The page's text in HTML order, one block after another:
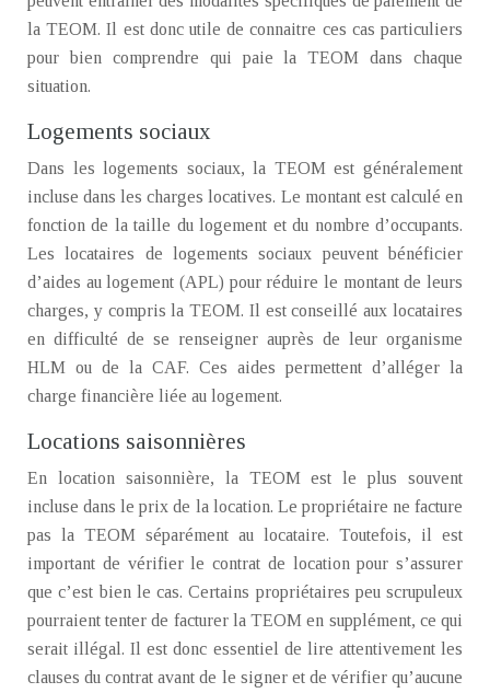
la TEOM. Il est donc utile de connaitre ces cas particuliers
pour bien comprendre qui paie la TEOM dans chaque
situation.
Logements sociaux
Dans les logements sociaux, la TEOM est généralement
incluse dans les charges locatives. Le montant est calculé en
fonction de la taille du logement et du nombre d’occupants.
Les locataires de logements sociaux peuvent bénéficier
d’aides au logement (APL) pour réduire le montant de leurs
charges, y compris la TEOM. Il est conseillé aux locataires
en difficulté de se renseigner auprès de leur organisme
HLM ou de la CAF. Ces aides permettent d’alléger la
charge financière liée au logement.
Locations saisonnières
En location saisonnière, la TEOM est le plus souvent
incluse dans le prix de la location. Le propriétaire ne facture
pas la TEOM séparément au locataire. Toutefois, il est
important de vérifier le contrat de location pour s’assurer
que c’est bien le cas. Certains propriétaires peu scrupuleux
pourraient tenter de facturer la TEOM en supplément, ce qui
serait illégal. Il est donc essentiel de lire attentivement les
clauses du contrat avant de le signer et de vérifier qu’aucune